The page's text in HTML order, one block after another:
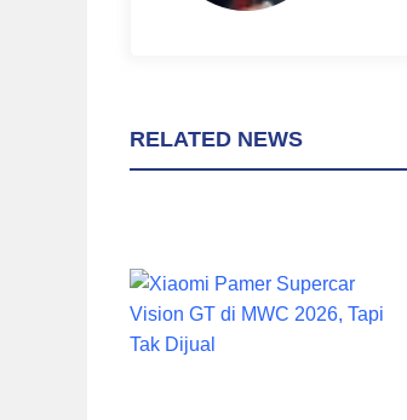
RELATED NEWS